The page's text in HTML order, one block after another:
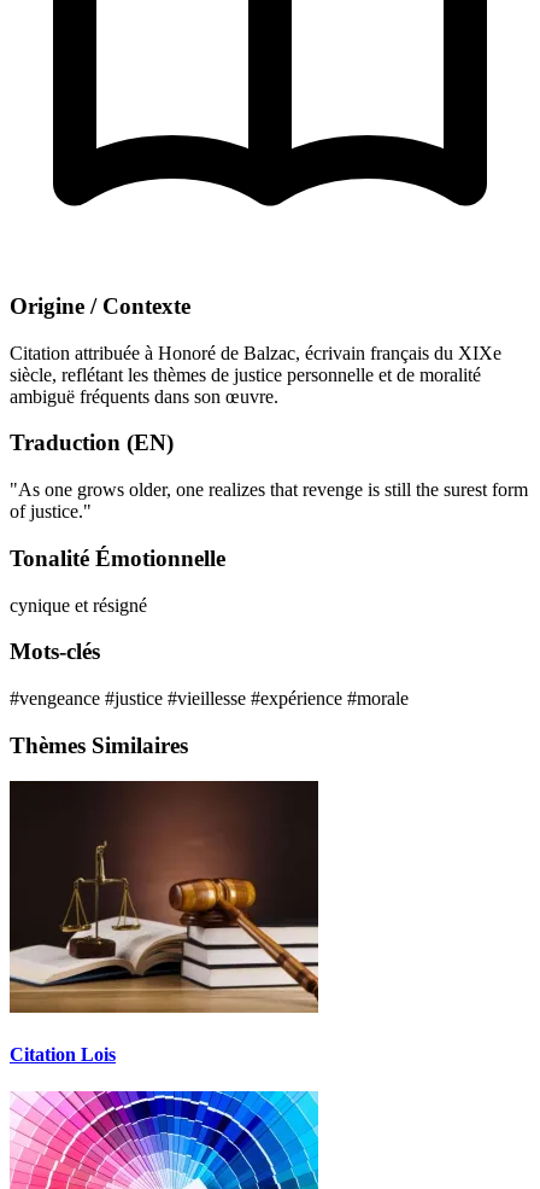
Origine / Contexte
Citation attribuée à Honoré de Balzac, écrivain français du XIXe
siècle, reflétant les thèmes de justice personnelle et de moralité
ambiguë fréquents dans son œuvre.
Traduction (EN)
"As one grows older, one realizes that revenge is still the surest form
of justice."
Tonalité Émotionnelle
cynique et résigné
Mots-clés
#vengeance #justice #vieillesse #expérience #morale
Thèmes Similaires
Citation Lois